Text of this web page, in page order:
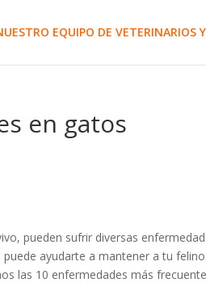
EQUIPO DE VETERINARIOS
en gatos
pueden sufrir diversas
ayudarte a mantener a tu felino
las 10 enfermedades más